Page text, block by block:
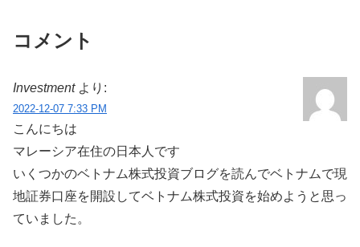
コメント
Investment より:
2022-12-07 7:33 PM
こんにちは
マレーシア在住の日本人です
いくつかのベトナム株式投資ブログを読んでベトナムで現
地証券口座を開設してベトナム株式投資を始めようと思っ
ていました。